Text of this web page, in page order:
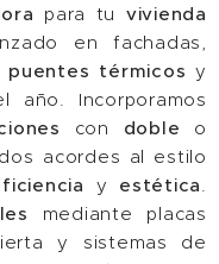
para tu vivienda
en fachadas,
puentes térmicos y
año. Incorporamos
con doble o
acordes al estilo
y estética
mediante placas
y sistemas de